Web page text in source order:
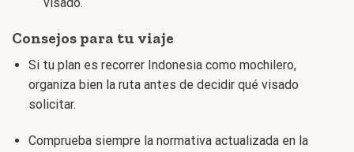
Consejos para tu viaje
Si tu plan es recorrer Indonesia como mochilero,
organiza bien la ruta antes de decidir qué visado
solicitar.
Comprueba siempre la normativa actualizada en la